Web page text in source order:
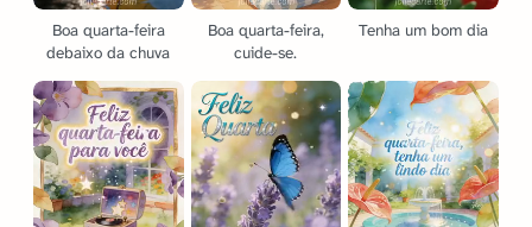
Boa quarta-feira
debaixo da chuva
Boa quarta-feira,
cuide-se.
Tenha um bom dia